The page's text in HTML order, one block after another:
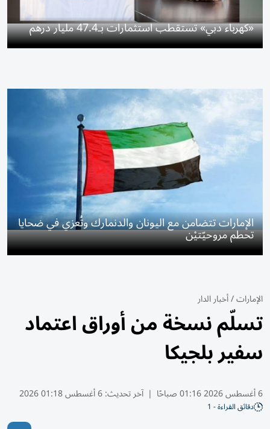
«كهرباء دبي» تستقطب استثمارات بـ47.4 مليار درهم
الإمارات تتضامن مع اليونان والدنمارك وتُعزي في ضحايا
تحطم مروحيّتيْن
الإمارات/أخبار الدار
تسلّم نسخة من أوراق اعتماد
سفير بلجيكا
6 أغسطس 2026 01:16 صباحًا | آخر تحديث:6 أغسطس 01:18 2026
دقائق القراءة - 1